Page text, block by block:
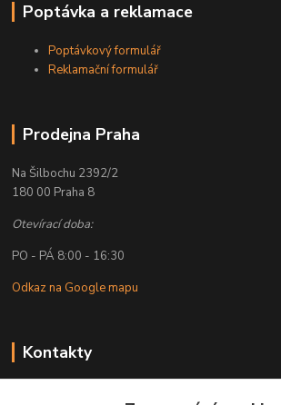
Poptávka a reklamace
Poptávkový formulář
Reklamační formulář
Prodejna Praha
Na Šilbochu 2392/2
180 00 Praha 8
Otevírací doba:
PO - PÁ 8:00 - 16:30
Odkaz na Google mapu
Kontakty